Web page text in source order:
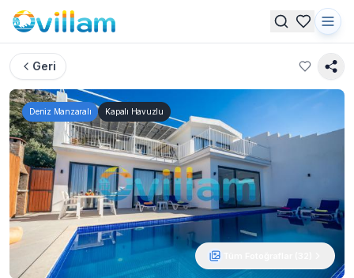
Geri
Deniz Manzaralı Kapalı Havuzlu